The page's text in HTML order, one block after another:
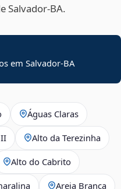
Salvador‑BA.
em Salvador-BA
Águas Claras
Alto da Terezinha
Alto do Cabrito
Areia Branca